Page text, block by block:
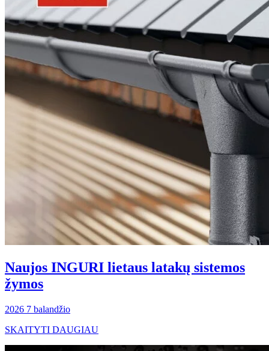
Naujos INGURI lietaus latakų sistemos
žymos
2026 7 balandžio
SKAITYTI DAUGIAU